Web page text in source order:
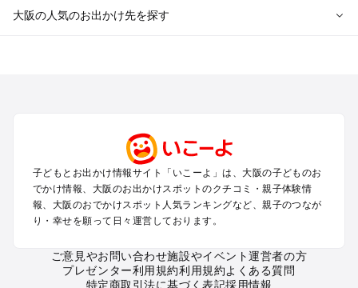
大阪の人気のお出かけ先を探す
梅田・キタ・淀屋橋・本町・福島のプールお出かけ
東大阪・八尾・寝屋川・守口・門真のプールお出かけ
大阪ベイエリア（USJ・南港）のプールお出かけ
なんば・心斎橋・道頓堀・四ツ橋・ミナミのプールお出かけ
天王寺・阿倍野・上本町・長居のプールお出かけ
新大阪・江坂・十三のプールお出かけ
子どもとお出かけ情報サイト「いこーよ」は、大阪の子どものお
でかけ情報、大阪のお出かけスポットのクチコミ・親子体験情
報、大阪のおでかけスポット人気ランキングなど、親子のつなが
り・幸せを願って日々運営しております。
ご意見やお問い合わせ施設やイベント運営者の方
プレゼンター利用規約利用規約よくある質問
特定商取引法に基づく表記採用情報